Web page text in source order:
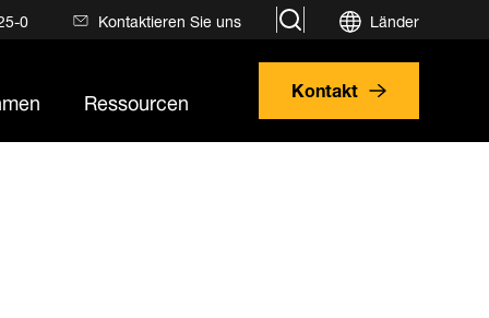
0 Kontaktieren Sie uns search Länder
Ressourcen Kontakt